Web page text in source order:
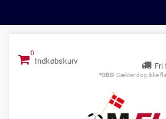
Indkøbskurv
Fri
*OBS! Gælder dog ikke